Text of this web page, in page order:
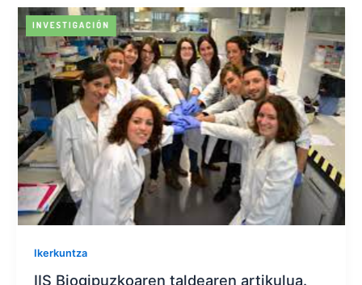
Ikerkuntza
IIS Biogipuzkoaren taldearen artikulua.